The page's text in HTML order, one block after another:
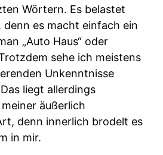
Wörtern. Es belastet
denn es macht einfach ein
„Auto Haus“ oder
sehe ich meistens
Unkenntnisse
liegt allerdings
äußerlich
denn innerlich brodelt es
in mir.